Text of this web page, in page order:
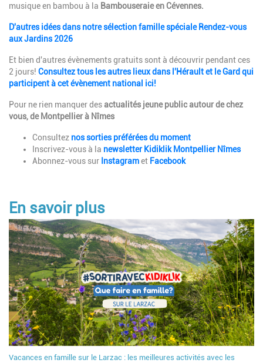
musique en bambou à la Bambouseraie en Cévennes.
D'autres idées dans notre sélection famille spéciale Rendez-vous
aux Jardins 2026
Et bien d'autres évènements gratuits sont à découvrir pendant ces
2 jours! Consultez tous les autres lieux dans l'Hérault et le Gard qui
participent à cet évènement national ici!
Pour ne rien manquer desactualités jeune public autour de chez
vous, de Montpellier à Nîmes
Consultez nos sorties préférées du moment
Inscrivez-vous à la newsletter Kidiklik Montpellier Nîmes
Abonnez-vous sur Instagramet Facebook
En savoir plus
Vacances en famille sur le Larzac : les meilleures activités avec les